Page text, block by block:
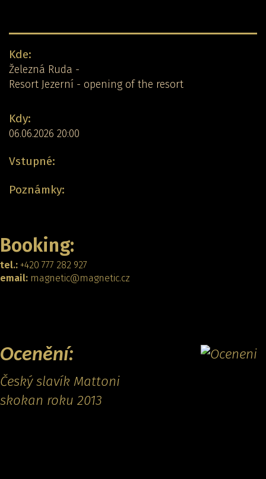
Kde:
Železná Ruda -
Resort Jezerní - opening of the resort
Kdy:
06.06.2026 20:00
Vstupné:
Poznámky:
Booking:
tel.: +420 777 282 927
email: magnetic@magnetic.cz
Ocenění:
Český slavík Mattoni
skokan roku 2013